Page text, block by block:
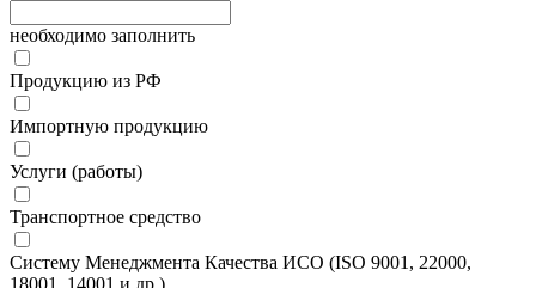
необходимо заполнить
Продукцию из РФ
Импортную продукцию
Услуги (работы)
Транспортное средство
Систему Менеджмента Качества ИСО (ISO 9001, 22000,
18001, 14001 и др.)